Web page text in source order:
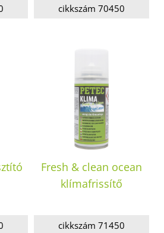
cikkszám 70450
Fresh & clean ocean
klímafrissítő
cikkszám 71450